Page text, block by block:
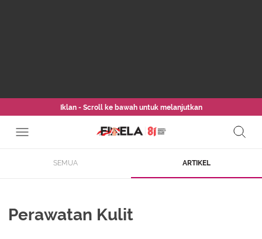
Iklan - Scroll ke bawah untuk melanjutkan
SEMUA ARTIKEL
Perawatan Kulit